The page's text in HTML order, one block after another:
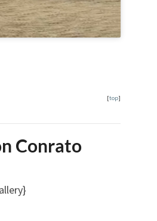
[top]
Conrato